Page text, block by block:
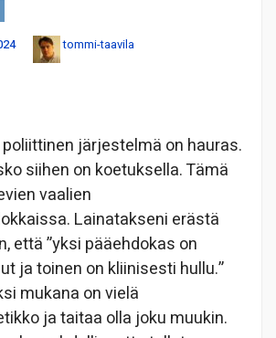
tommi-taavila
järjestelmä on hauras.
siihen on koetuksella. Tämä
vaalien
Lainatakseni erästä
että ”yksi pääehdokas on
ja toinen on kliinisesti hullu.”
mukana on vielä
ja taitaa olla joku muukin.